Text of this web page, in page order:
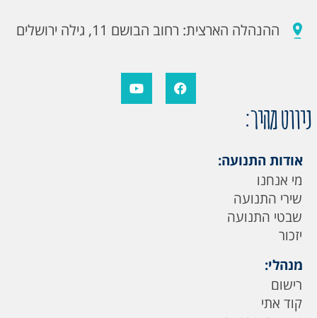
ההנהלה הארצית: רחוב הבושם 11, גילה ירושלים
ניווט מהיר:
אודות התנועה:
מי אנחנו
שירי התנועה
שבטי התנועה
יזכור
מנהלי:
רישום
קוד אתי